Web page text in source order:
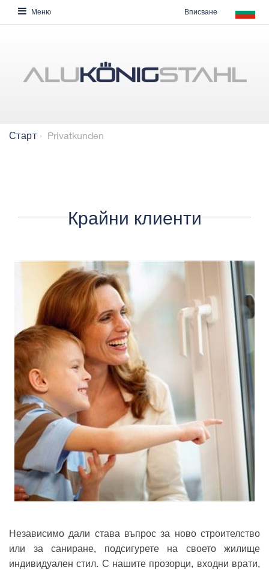
Меню Вписване
Старт Privatkunden
Крайни клиенти
Независимо дали става въпрос за ново строителство
или за саниране, подсигурете на своето жилище
индивидуален стил. С нашите прозорци, входни врати,